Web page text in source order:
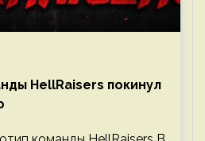
HellRaisers покинул